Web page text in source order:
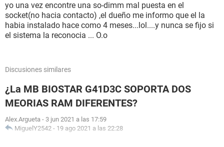
yo una vez encontre una so-dimm mal puesta en el
socket(no hacia contacto) ,el dueño me informo que el la
habia instalado hace como 4 meses...lol....y nunca se fijo si
el sistema la reconocia ... O.o
Discusiones similares
¿La MB BIOSTAR G41D3C SOPORTA DOS
MEORIAS RAM DIFERENTES?
Alex.Argueta - 3 jun 2021 a las 17:59
MiguelY2542 - 19 ago 2021 a las 22:28